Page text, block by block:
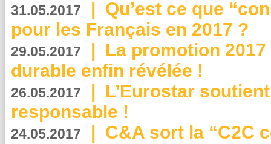
31.05.2017 | Qu’est ce que
pour les Français en 2017 ?
29.05.2017 | La promotion
durable enfin révélée !
26.05.2017 | L’Eurostar
responsable !
24.05.2017 | C&A sort la “C2C